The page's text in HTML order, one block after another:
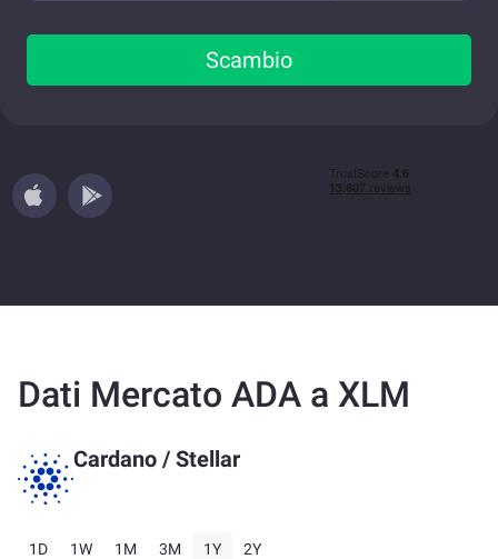
Scambio
Dati Mercato ADA a XLM
Cardano / Stellar
1D 1W 1M 3M 1Y 2Y